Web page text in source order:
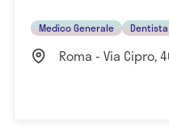
Medico Generale Dentista
Roma - Via Cipro,